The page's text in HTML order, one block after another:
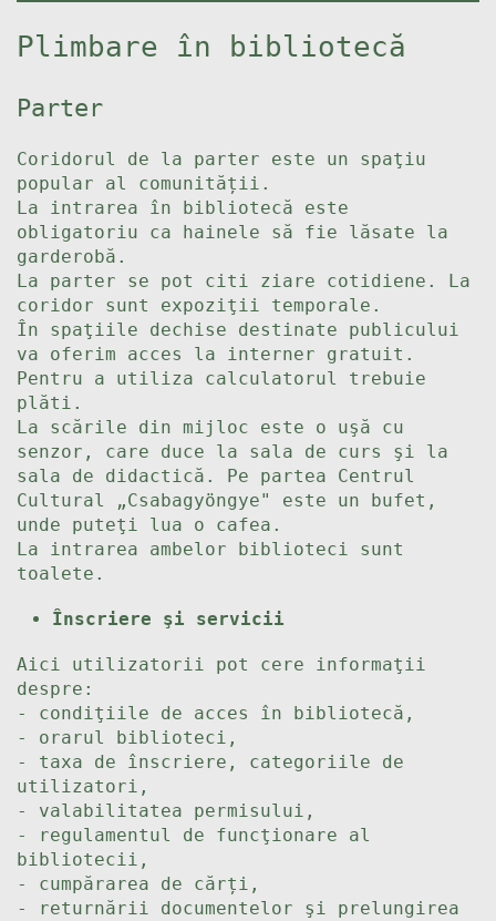
Plimbare în bibliotecă
Parter
Coridorul de la parter este un spaţiu
popular al comunității.
La intrarea în bibliotecă este
obligatoriu ca hainele să fie lăsate la
garderobă.
La parter se pot citi ziare cotidiene. La
coridor sunt expoziţii temporale.
În spaţiile dechise destinate publicului
va oferim acces la interner gratuit.
Pentru a utiliza calculatorul trebuie
plăti.
La scările din mijloc este o uşă cu
senzor, care duce la sala de curs şi la
sala de didactică. Pe partea Centrul
Cultural „Csabagyöngye" este un bufet,
unde puteţi lua o cafea.
La intrarea ambelor biblioteci sunt
toalete.
Înscriere şi servicii
Aici utilizatorii pot cere informaţii
despre:
- condiţiile de acces în bibliotecă,
- orarul biblioteci,
- taxa de înscriere, categoriile de
utilizatori,
- valabilitatea permisului,
- regulamentul de funcţionare al
bibliotecii,
- cumpărarea de cărți,
- returnării documentelor şi prelungirea